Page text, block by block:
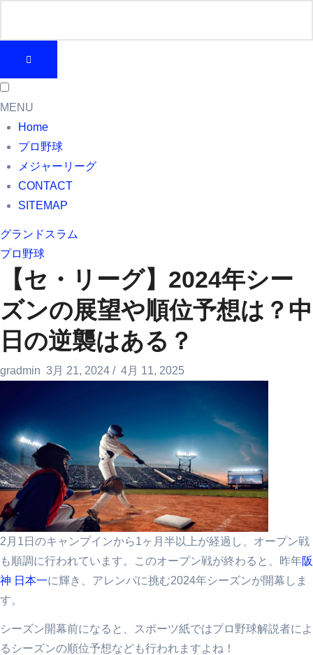
MENU
Home
プロ野球
メジャーリーグ
CONTACT
SITEMAP
グランドスラム
プロ野球
【セ・リーグ】2024年シー
ズンの展望や順位予想は？中
日の逆襲はある？
gradmin 3月 21, 2024 / 4月 11, 2025
2月1日のキャンプインから1ヶ月半以上が経過し、オープン戦
も順調に行われています。このオープン戦が終わると、昨年阪
神 日本一に輝き、アレンパに挑む2024年シーズンが開幕しま
す。
シーズン開幕前になると、スポーツ紙ではプロ野球解説者によ
るシーズンの順位予想なども行われますよね！